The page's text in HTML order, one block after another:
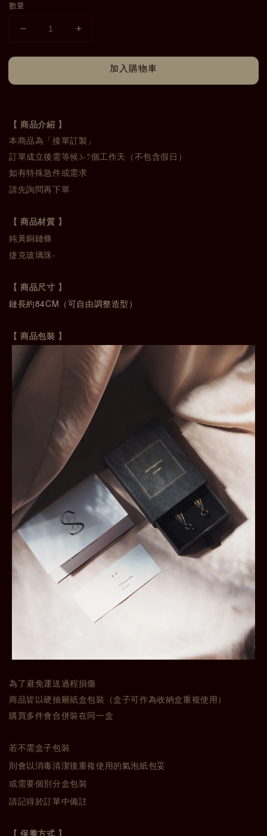
數量
加入購物車
【 商品介紹 】
本商品為「接單訂製」
訂單成立後需等候3-7個工作天（不包含假日）
如有特殊急件或需求
請先詢問再下單
【 商品材質 】
純黃銅鏈條
捷克玻璃珠-
【 商品尺寸 】
鏈長約84CM（可自由調整造型）
【 商品包裝 】
為了避免運送過程損傷
商品皆以硬抽屜紙盒包裝（盒子可作為收納盒重複使用）
購買多件會合併裝在同一盒
若不需盒子包裝
則會以消毒清潔後重複使用的氣泡紙包妥
或需要個別分盒包裝
請記得於訂單中備註